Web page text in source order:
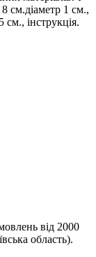
см.діаметр 1 см.,
iнструкція.
від 2000
область).